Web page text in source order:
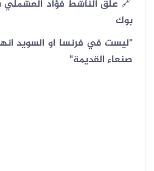
🔗 علق الناشط فؤاد
بوك
"ليست في فرنسا او السويد
صنعاء القديمة"